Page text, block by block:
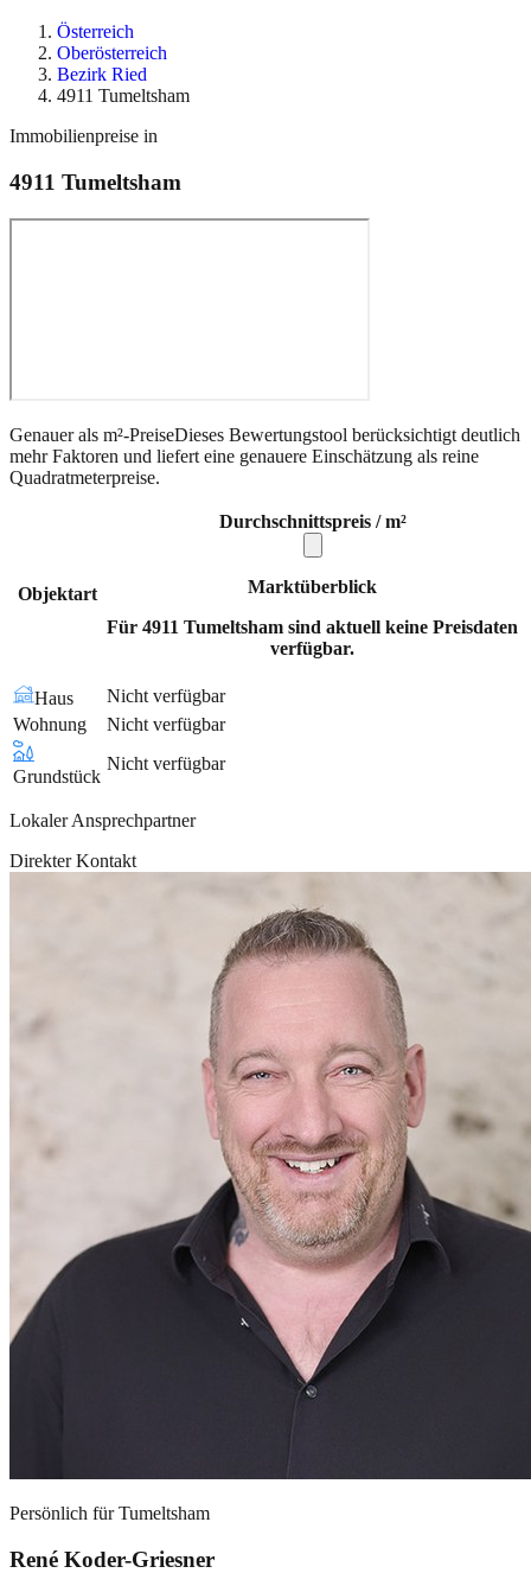
Österreich
Oberösterreich
Bezirk Ried
4911 Tumeltsham
Immobilienpreise in
4911 Tumeltsham
Genauer als m²-PreiseDieses Bewertungstool berücksichtigt deutlich
mehr Faktoren und liefert eine genauere Einschätzung als reine
Quadratmeterpreise.
Objektart
Durchschnittspreis / m²
Marktüberblick
Für 4911 Tumeltsham sind aktuell keine Preisdaten
verfügbar.
Haus
Nicht verfügbar
Wohnung
Nicht verfügbar
Grundstück
Nicht verfügbar
Lokaler Ansprechpartner
Direkter Kontakt
Persönlich fürTumeltsham
René Koder-Griesner